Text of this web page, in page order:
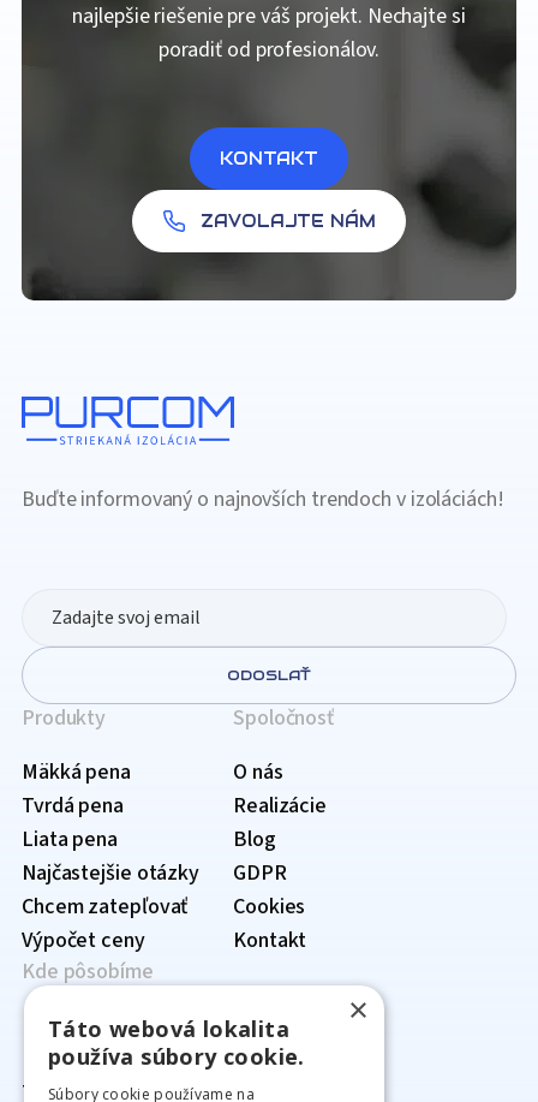
najlepšie riešenie pre váš projekt. Nechajte si
poradiť od profesionálov.
KONTAKT
ZAVOLAJTE NÁM
Buďte informovaný o najnovších trendoch v izoláciách!
ODOSLAŤ
Produkty
Mäkká pena
Tvrdá pena
Liata pena
Najčastejšie otázky
Chcem zatepľovať
Výpočet ceny
Spoločnosť
O nás
Realizácie
Blog
GDPR
Cookies
Kontakt
Kde pôsobíme
Prehľad lokalít
Bratislavský kraj
›
Senec
Trnavský kraj
›
×
Táto webová lokalita
používa súbory cookie.
Súbory cookie používame na